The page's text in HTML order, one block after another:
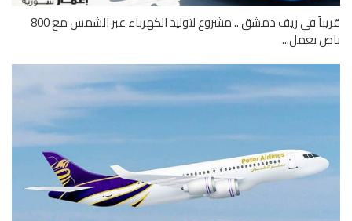
قريباً في ريف دمشق .. مشروع لتوليد الكهرباء عبر الشمس مع 800
يعمل...